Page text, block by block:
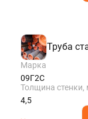
Труба
Марка
09Г2С
Толщина стенки,
4,5